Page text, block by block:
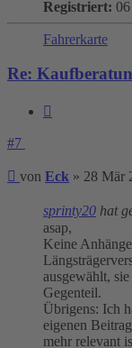
Registriert:
Fahrerkarte
Re:
#7
Beitrag
von Eck » 28 Mär
sprinty20 hat
asap,
Keine
ausgewählt,
Gegenteil.
Übrigens: Ich
eigenen
mehr relevant